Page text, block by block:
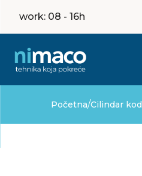
work: 08 - 16h
Početna/Cilindar